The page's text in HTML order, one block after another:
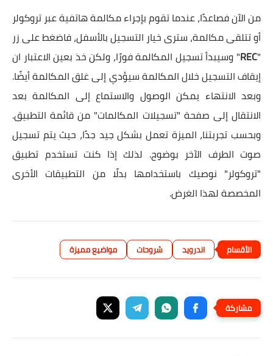
من الآن فصاعدًا، عندما تقوم بإجراء مكالمة هاتفية عبر تروكولر
أو تتلقى مكالمة، سترى خيار التسجيل بالأسفل، فاضغط على زر
"
REC" وسيبدأ تسجيل المكالمة فورًا، ولكن خذ بعين الاعتبار ان
إيقاف التسجيل خلال المكالمة سيؤدي إلى غلق المكالمة أيضًا.
وبعد الانتهاء يمكن الوصول والاستماع إلى المكالمة بعد
الانتقال إلى صفحة "تسجيلات المكالمات" من قائمة التطبيق.
وبحسب تجربتنا، الميزة تعمل بشكل جيد جدًا، حيث يتم تسجيل
صوت الطرف الآخر بوضوح. لذلك إذا كنت تستخدم تطبيق
"تروكولر" نوصيك باستخدامها بدلًا من التطبيقات الأخرى
المخصصة لهذا الغرض.
اندرويد شروحات مواضيع مميزة